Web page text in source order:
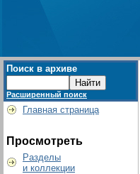
Поиск в архиве
Расширенный поиск
Главная страница
Просмотреть
Разделы
и коллекции